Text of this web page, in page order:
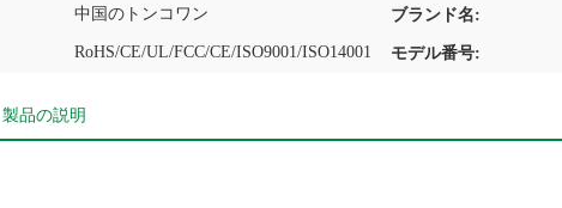
中国のトンコワン ブランド名:
RoHS/CE/UL/FCC/CE/ISO9001/ISO14001 モデル番号:
製品の説明